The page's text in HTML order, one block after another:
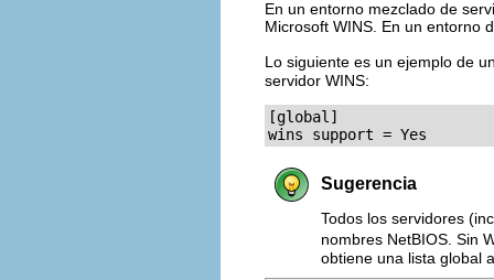
En un entorno mezclado de
Microsoft WINS. En un entorno
Lo siguiente es un ejemplo de
servidor WINS:
[global]
wins support = Yes
Sugerencia
Todos los servidores
nombres NetBIOS. Sin
obtiene una lista global